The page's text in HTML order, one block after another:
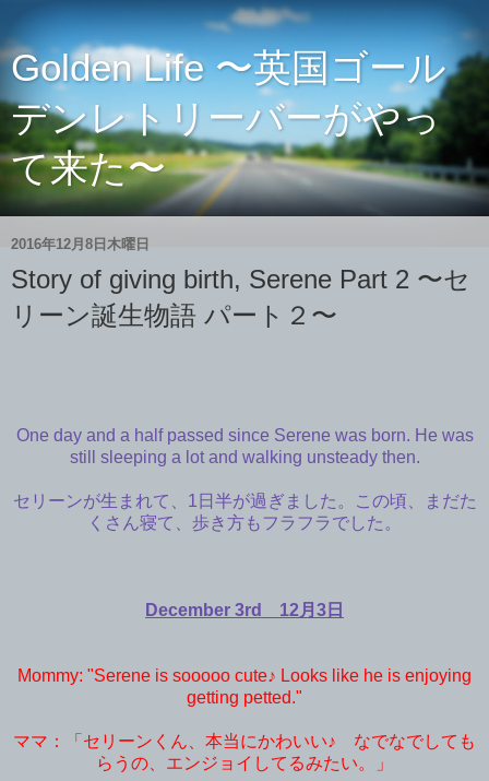
Golden Life 〜英国ゴール
デンレトリーバーがやっ
て来た〜
2016年12月8日木曜日
Story of giving birth, Serene Part 2 〜セ
リーン誕生物語 パート２〜
One day and a half passed since Serene was born. He was
still sleeping a lot and walking unsteady then.
セリーンが生まれて、1日半が過ぎました。この頃、まだた
くさん寝て、歩き方もフラフラでした。
December 3rd 12月3日
Mommy: "Serene is sooooo cute♪ Looks like he is enjoying
getting petted."
ママ：「セリーンくん、本当にかわいい♪ なでなでしても
らうの、エンジョイしてるみたい。」